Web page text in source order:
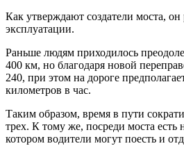
Как утверждают создатели моста, он
эксплуатации.
Раньше людям приходилось
400 км, но благодаря новой
240, при этом на дороге
километров в час.
Таким образом, время в пути
трех. К тому же, посреди моста есть
котором водители могут поесть и